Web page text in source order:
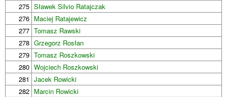
275 Sławek Silvio Ratajczak
276 Maciej Ratajewicz
277 Tomasz Rawski
278 Grzegorz Rosłan
279 Tomasz Roszkowski
280 Wojciech Roszkowski
281 Jacek Rowicki
282 Marcin Rowicki